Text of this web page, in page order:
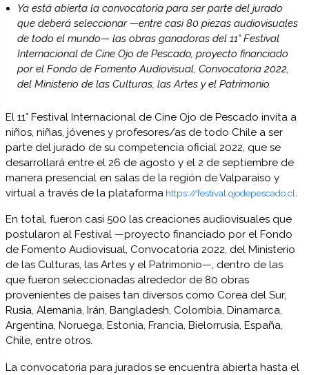
Ya está abierta la convocatoria para ser parte del jurado
que deberá seleccionar —entre casi 80 piezas audiovisuales
de todo el mundo— las obras ganadoras del 11° Festival
Internacional de Cine Ojo de Pescado, proyecto financiado
por el Fondo de Fomento Audiovisual, Convocatoria 2022,
del Ministerio de las Culturas, las Artes y el Patrimonio.
El 11° Festival Internacional de Cine Ojo de Pescado invita a
niños, niñas, jóvenes y profesores/as de todo Chile a ser
parte del jurado de su competencia oficial 2022, que se
desarrollará entre el 26 de agosto y el 2 de septiembre de
manera presencial en salas de la región de Valparaíso y
virtual a través de la plataforma https://festival.ojodepescado.cl
En total, fueron casi 500 las creaciones audiovisuales que
postularon al Festival —proyecto financiado por el Fondo
de Fomento Audiovisual, Convocatoria 2022, del Ministerio
de las Culturas, las Artes y el Patrimonio—, dentro de las
que fueron seleccionadas alrededor de 80 obras
provenientes de países tan diversos como Corea del Sur,
Rusia, Alemania, Irán, Bangladesh, Colombia, Dinamarca,
Argentina, Noruega, Estonia, Francia, Bielorrusia, España,
Chile, entre otros.
La convocatoria para jurados se encuentra abierta hasta el